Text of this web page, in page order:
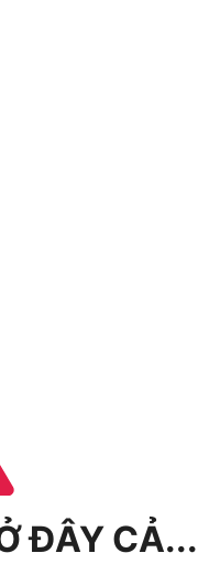
ĐÂY CẢ...